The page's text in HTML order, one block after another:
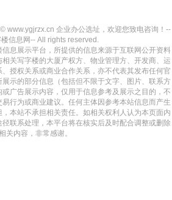
www.ygjrzx.cn 企业办公选址，欢迎您致电咨询！--
信息网-- All rights reserved.
息展示平台，所提供的信息来源于互联网公开资料
关写字楼的大厦产权方、物业管理方、开发商、运
授权关系或商业合作关系，亦不代表其发布任何官
示的部分信息（包括但不限于文字、图片、联系方
广告展示内容，仅用于信息参考及展示之目的，不
行为或商业建议。任何主体因参考本站信息而产生
本站不承担相关责任。如相关权利人认为本页面内
联系处理，本平台将在核实后及时配合调整或删除
关内容，非常感谢。